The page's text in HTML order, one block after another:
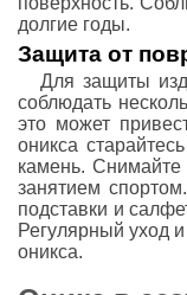
долгие годы.
Защита от
Для защиты
соблюдать
это может
оникса
камень.
занятием
подставки и
Регулярный уход
оникса.